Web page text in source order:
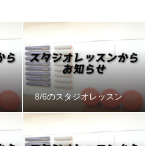
8/6のスタジオレッスン